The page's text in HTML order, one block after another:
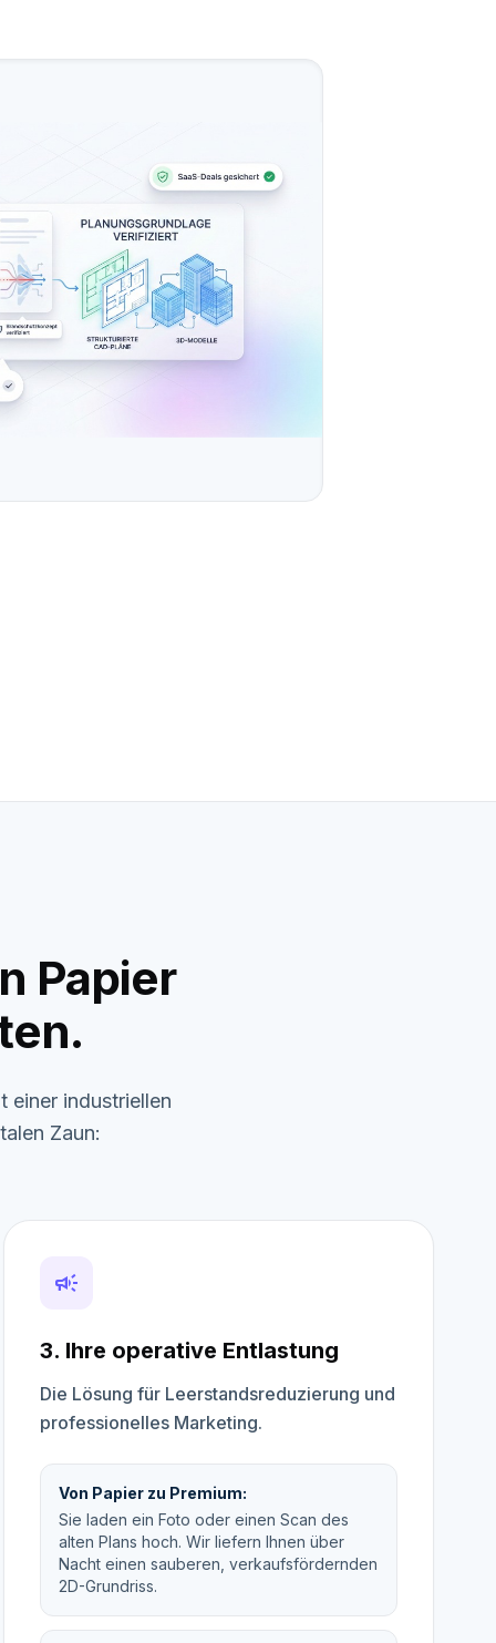
Papier
einer industriellen
Zaun:
campaign
3. Ihre operative Entlastung
Die Lösung für Leerstandsreduzierung und
professionelles Marketing.
Von Papier zu Premium:
Sie laden ein Foto oder einen Scan des
alten Plans hoch. Wir liefern Ihnen über
Nacht einen sauberen, verkaufsfördernden
2D-Grundriss.